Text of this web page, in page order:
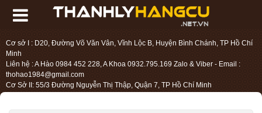
Cơ sở I : D20, Đường Võ Văn Vân, Vĩnh Lộc B, Huyện Bình Chánh, TP Hồ Chí
Minh
Liên hệ : A Hào 0984 452 228, A Khoa 0932.795.169 Zalo & Viber - Email :
thohao1984@gmail.com
Cơ Sở II: 55/3 Đường Nguyễn Thị Thập, Quận 7, TP Hồ Chí Minh